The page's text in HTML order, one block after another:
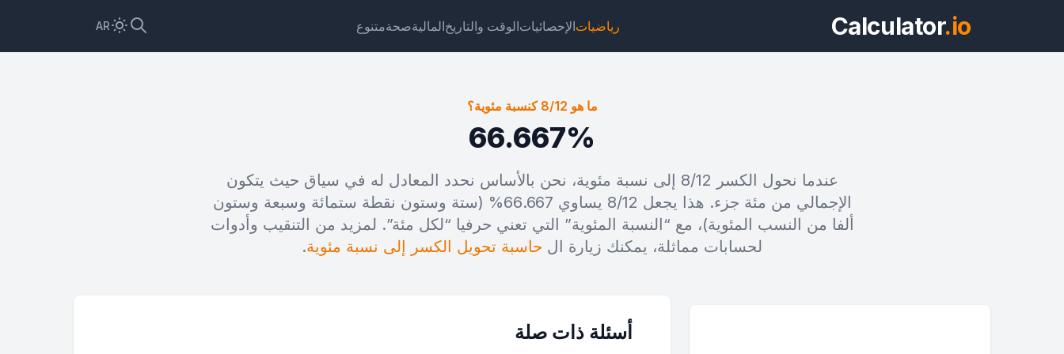
Calculator.io رياضياتالإحصائياتالوقت والتاريخالماليةصحةمتنوع AR
ويدجت رابط
معاينة ما هو 8/12 كنسبة مئوية؟ ويدجت
ما هو 8/12 كنسبة مئوية؟
66.667%
عندما نحول الكسر 8/12 إلى نسبة مئوية، نحن بالأساس نحدد المعادل له في سياق حيث يتكون
الإجمالي من مئة جزء. هذا يجعل 8/12 يساوي 66.667% (ستة وستون نقطة ستمائة وسبعة وستون
ألفا من النسب المئوية)، مع “النسبة المئوية” التي تعني حرفيا “لكل مئة”. لمزيد من التنقيب وأدوات
لحسابات مماثلة، يمكنك زيارة ال حاسبة تحويل الكسر إلى نسبة مئوية.
أسئلة ذات صلة